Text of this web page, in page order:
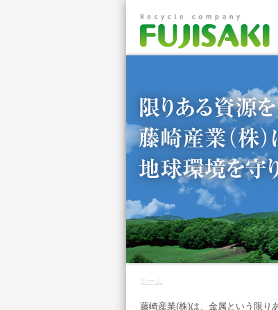
ホーム
藤崎産業(株)は、金属という限り